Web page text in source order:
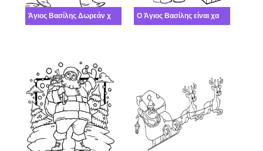
Άγιος Βασίλης Δωρεάν χαριτωμένο Ο Άγιος Βασίλης είναι χαρούμενος